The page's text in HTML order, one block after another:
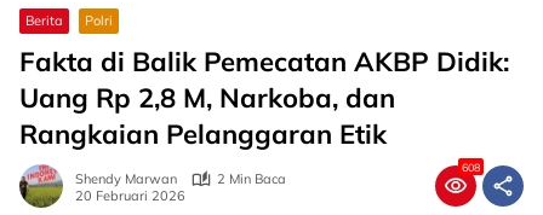
Berita Polri
Fakta di Balik Pemecatan AKBP Didik:
Uang Rp 2,8 M, Narkoba, dan
Rangkaian Pelanggaran Etik
Shendy Marwan
2 Min Baca
20 Februari 2026
608